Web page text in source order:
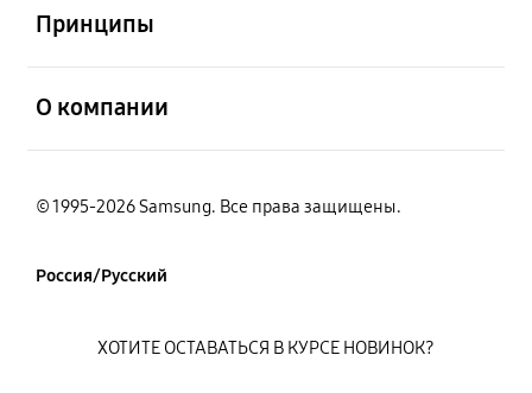
Принципы
О компании
© 1995-2026 Samsung. Все права защищены.
Россия/Русский
ХОТИТЕ ОСТАВАТЬСЯ В КУРСЕ НОВИНОК?